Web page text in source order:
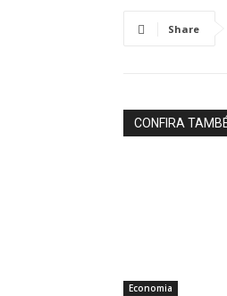
Share
CONFIRA
Economia